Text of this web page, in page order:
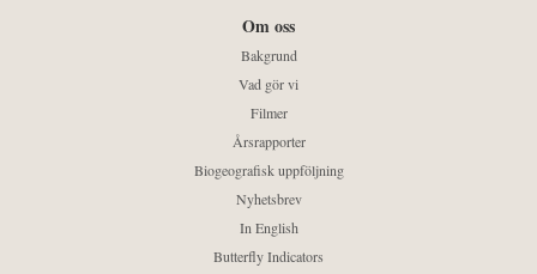
Om oss
Bakgrund
Vad gör vi
Filmer
Årsrapporter
Biogeografisk uppföljning
Nyhetsbrev
In English
Butterfly Indicators